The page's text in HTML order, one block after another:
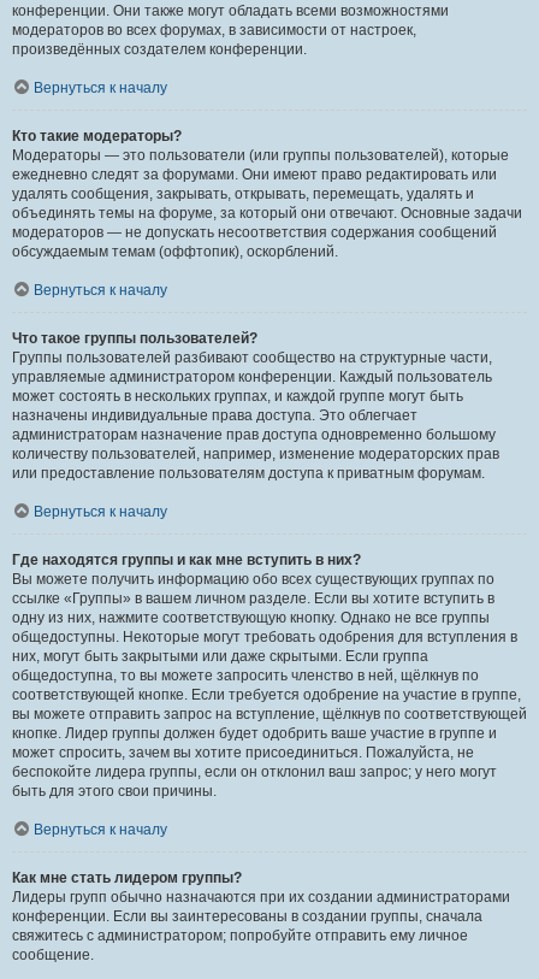
конференции. Они также могут обладать всеми возможностями
модераторов во всех форумах, в зависимости от настроек,
произведённых создателем конференции.
Вернуться к началу
Кто такие модераторы?
Модераторы — это пользователи (или группы пользователей), которые
ежедневно следят за форумами. Они имеют право редактировать или
удалять сообщения, закрывать, открывать, перемещать, удалять и
объединять темы на форуме, за который они отвечают. Основные задачи
модераторов — не допускать несоответствия содержания сообщений
обсуждаемым темам (оффтопик), оскорблений.
Вернуться к началу
Что такое группы пользователей?
Группы пользователей разбивают сообщество на структурные части,
управляемые администратором конференции. Каждый пользователь
может состоять в нескольких группах, и каждой группе могут быть
назначены индивидуальные права доступа. Это облегчает
администраторам назначение прав доступа одновременно большому
количеству пользователей, например, изменение модераторских прав
или предоставление пользователям доступа к приватным форумам.
Вернуться к началу
Где находятся группы и как мне вступить в них?
Вы можете получить информацию обо всех существующих группах по
ссылке «Группы» в вашем личном разделе. Если вы хотите вступить в
одну из них, нажмите соответствующую кнопку. Однако не все группы
общедоступны. Некоторые могут требовать одобрения для вступления в
них, могут быть закрытыми или даже скрытыми. Если группа
общедоступна, то вы можете запросить членство в ней, щёлкнув по
соответствующей кнопке. Если требуется одобрение на участие в группе,
вы можете отправить запрос на вступление, щёлкнув по соответствующей
кнопке. Лидер группы должен будет одобрить ваше участие в группе и
может спросить, зачем вы хотите присоединиться. Пожалуйста, не
беспокойте лидера группы, если он отклонил ваш запрос; у него могут
быть для этого свои причины.
Вернуться к началу
Как мне стать лидером группы?
Лидеры групп обычно назначаются при их создании администраторами
конференции. Если вы заинтересованы в создании группы, сначала
свяжитесь с администратором; попробуйте отправить ему личное
сообщение.